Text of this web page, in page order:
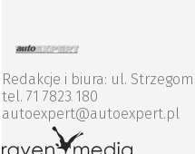
Redakcje i biura: ul.
tel. 71 7823 180
autoexpert@autoexpert.pl